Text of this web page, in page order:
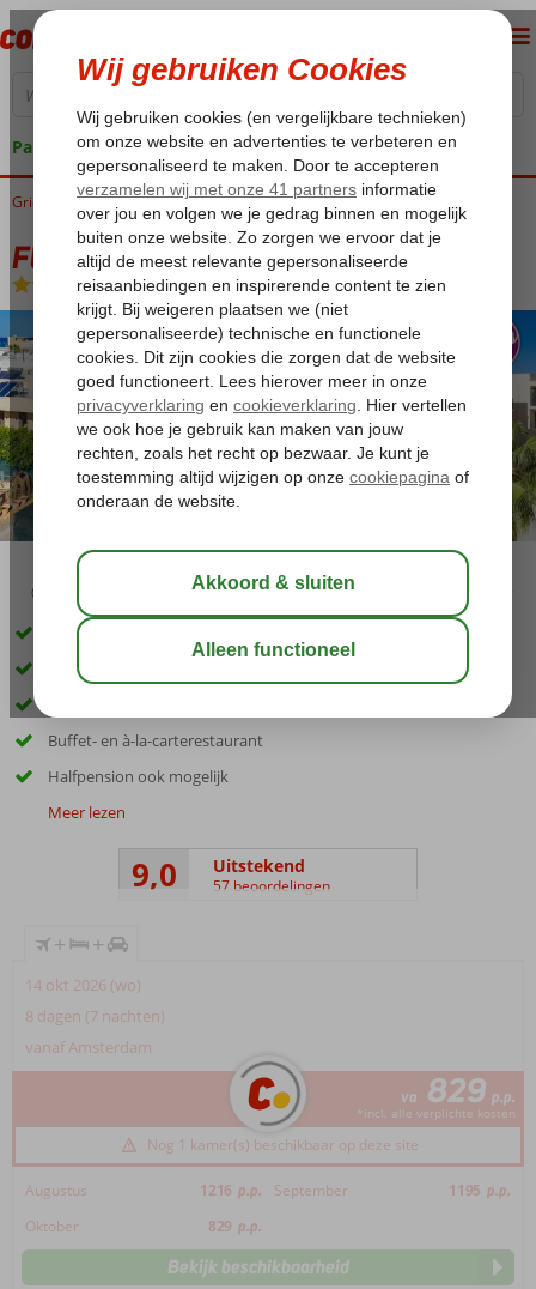
Pakketgarantie
Home
Griekenland Kreta Rethymnon Fly & Go Atlantis Beach Hotel
Fly & Go Atlantis Beach Hotel
Logies en ontbijt-Hotel
03:30
Inclusief huurauto
5-sterrenhotel in Rethymnon
Buffet- en à-la-carterestaurant
Halfpension ook mogelijk
Meer lezen
9,0 Uitstekend
57 beoordelingen
+ +
14 okt 2026 (wo)
8 dagen (7 nachten)
vanaf Amsterdam
va 829 p.p.
*incl. alle verplichte kosten
Nog 1 kamer(s) beschikbaar op deze site
Augustus 1216 p.p. September 1195 p.p.
Oktober
829 p.p.
Bekijk beschikbaarheid